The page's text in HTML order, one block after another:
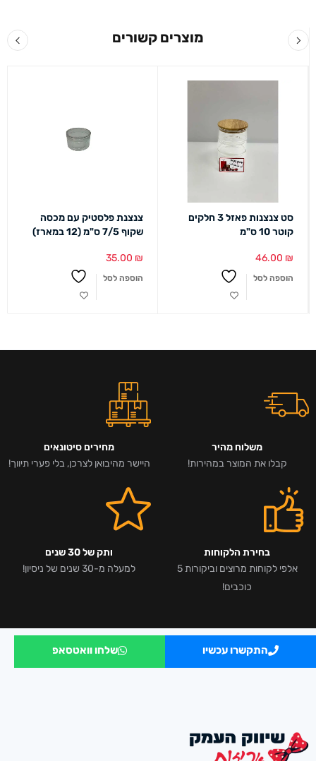
מוצרים קשורים
סט צנצנות פאזל 3 חלקים
קוטר 10 ס"מ
46.00 ₪
הוספה לסל
צנצנת פלסטיק עם מכסה
שקוף 7/5 ס"מ (12 במארז)
35.00 ₪
הוספה לסל
משלוח מהיר
קבלו את המוצר במהירות!
מחירים סיטונאים
היישר מהיבואן לצרכן, בלי פערי תיווך!
בחירת הלקוחות
אלפי לקוחות מרוצים וביקורות 5
כוכבים!
ותק של 30 שנים
למעלה מ-30 שנים של ניסיון!
התקשרו עכשיו שלחו וואטסאפ